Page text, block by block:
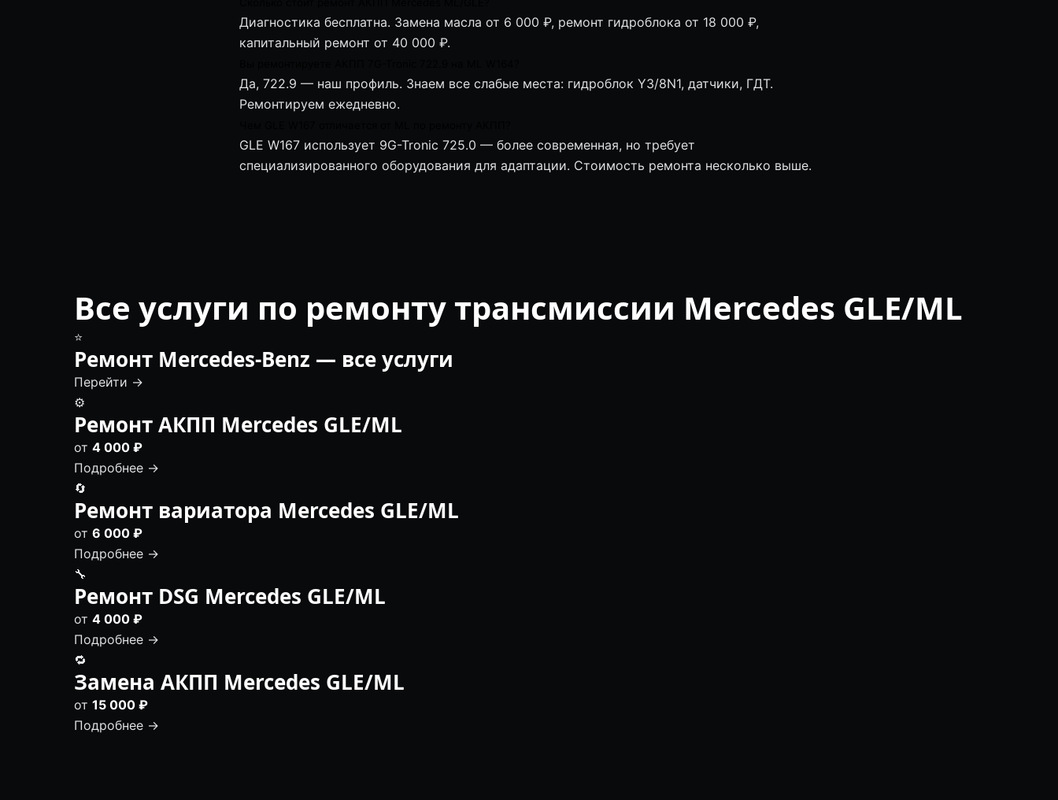
Диагностика бесплатна. Замена масла от 6 000 ₽, ремонт гидроблока от 18 000 ₽,
капитальный ремонт от 40 000 ₽.
Да, 722.9 — наш профиль. Знаем все слабые места: гидроблок Y3/8N1, датчики, ГДТ.
Ремонтируем ежедневно.
GLE W167 использует 9G-Tronic 725.0 — более современная, но требует
специализированного оборудования для адаптации. Стоимость ремонта несколько выше.
Все услуги по ремонту трансмиссии Mercedes GLE/ML
⭐
Ремонт Mercedes-Benz — все услуги
Перейти →
⚙️
Ремонт АКПП Mercedes GLE/ML
от 4 000 ₽
Подробнее →
🔄
Ремонт вариатора Mercedes GLE/ML
от 6 000 ₽
Подробнее →
🔧
Ремонт DSG Mercedes GLE/ML
от 4 000 ₽
Подробнее →
🔁
Замена АКПП Mercedes GLE/ML
от 15 000 ₽
Подробнее →